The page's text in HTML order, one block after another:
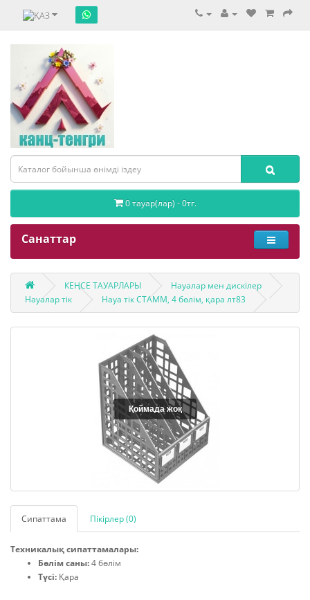
0 тауар(лар) - 0тг.
Санаттар
КЕҢСЕ ТАУАРЛАРЫ
Науалар мен дискілер
Науалар тік
Науа тік СТАММ, 4 бөлім, қара лт83
Қоймада жоқ
Сипаттама Пікірлер (0)
Техникалық сипаттамалары:
Бөлім саны:4 бөлім
Түсі: Қара